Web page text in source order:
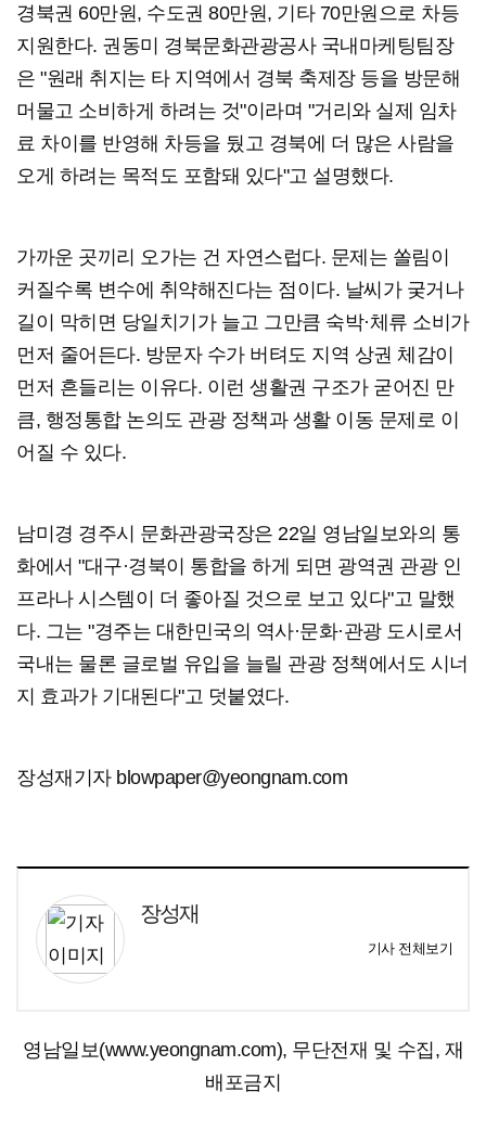
경북권 60만원, 수도권 80만원, 기타 70만원으로 차등
지원한다. 권동미 경북문화관광공사 국내마케팅팀장
은 "원래 취지는 타 지역에서 경북 축제장 등을 방문해
머물고 소비하게 하려는 것"이라며 "거리와 실제 임차
료 차이를 반영해 차등을 뒀고 경북에 더 많은 사람을
오게 하려는 목적도 포함돼 있다"고 설명했다.
가까운 곳끼리 오가는 건 자연스럽다. 문제는 쏠림이
커질수록 변수에 취약해진다는 점이다. 날씨가 궂거나
길이 막히면 당일치기가 늘고 그만큼 숙박·체류 소비가
먼저 줄어든다. 방문자 수가 버텨도 지역 상권 체감이
먼저 흔들리는 이유다. 이런 생활권 구조가 굳어진 만
큼, 행정통합 논의도 관광 정책과 생활 이동 문제로 이
어질 수 있다.
남미경 경주시 문화관광국장은 22일 영남일보와의 통
화에서 "대구·경북이 통합을 하게 되면 광역권 관광 인
프라나 시스템이 더 좋아질 것으로 보고 있다"고 말했
다. 그는 "경주는 대한민국의 역사·문화·관광 도시로서
국내는 물론 글로벌 유입을 늘릴 관광 정책에서도 시너
지 효과가 기대된다"고 덧붙였다.
장성재기자 blowpaper@yeongnam.com
장성재
기사 전체보기
영남일보(www.yeongnam.com), 무단전재 및 수집, 재
배포금지